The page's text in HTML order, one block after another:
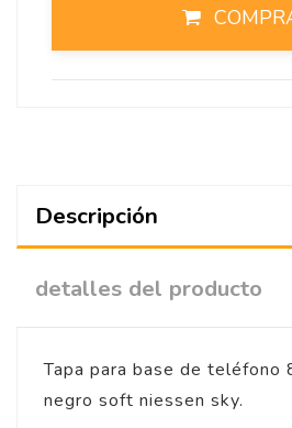
Descripción
detalles del producto
Tapa para base de teléfono
negro soft niessen sky.